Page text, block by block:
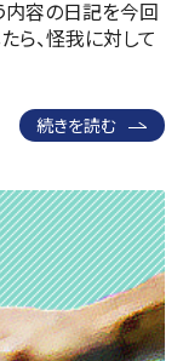
内容の日記を今回
ら、怪我に対して
続きを読む